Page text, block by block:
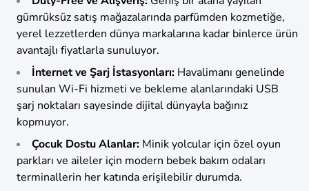
gümrüksüz satış mağazalarında parfümden kozmetiğe,
yerel lezzetlerden dünya markalarına kadar binlerce ürün
avantajlı fiyatlarla sunuluyor.
İnternet ve Şarj İstasyonları: Havalimanı genelinde
sunulan Wi-Fi hizmeti ve bekleme alanlarındaki USB
şarj noktaları sayesinde dijital dünyayla bağınız
kopmuyor.
Çocuk Dostu Alanlar: Minik yolcular için özel oyun
parkları ve aileler için modern bebek bakım odaları
terminallerin her katında erişilebilir durumda.